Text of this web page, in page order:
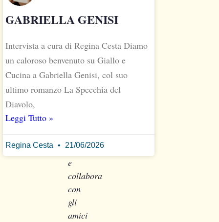
Attualmente
il
copywriter,
per
web
e
collabora
con
gli
amici
GABRIELLA GENISI
Intervista a cura di Regina Cesta Diamo
un caloroso benvenuto su Giallo e
Cucina a Gabriella Genisi, col suo
ultimo romanzo La Specchia del
Diavolo,
Leggi Tutto »
Regina Cesta 21/06/2026